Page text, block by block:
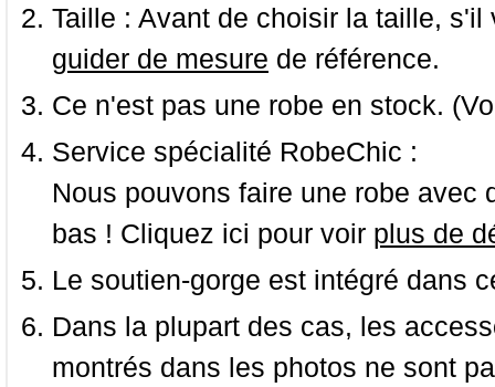
Taille : Avant de choisir la taille,
guider de mesure de référence.
Ce n'est pas une robe en stock.
Service spécialité RobeChic :
Nous pouvons faire une robe
bas ! Cliquez ici pour voir plus de
Le soutien-gorge est intégré dans
Dans la plupart des cas, les
montrés dans les photos ne sont